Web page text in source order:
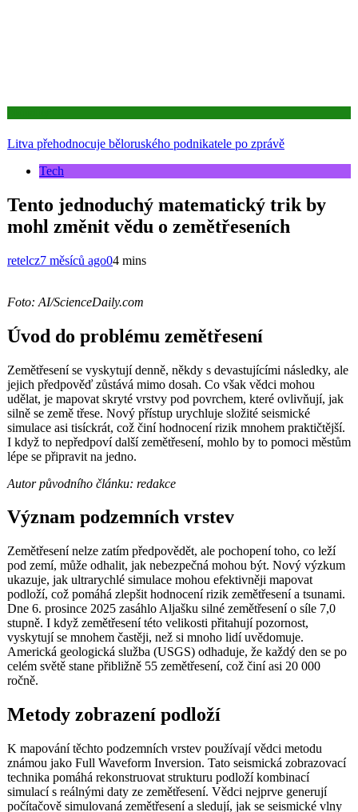
Litva přehodnocuje běloruského podnikatele po zprávě
Tech
Tento jednoduchý matematický trik by
mohl změnit vědu o zemětřeseních
retelcz7 měsíců ago04 mins
Foto: AI/ScienceDaily.com
Úvod do problému zemětřesení
Zemětřesení se vyskytují denně, někdy s devastujícími následky, ale
jejich předpověď zůstává mimo dosah. Co však vědci mohou
udělat, je mapovat skryté vrstvy pod povrchem, které ovlivňují, jak
silně se země třese. Nový přístup urychluje složité seismické
simulace asi tisíckrát, což činí hodnocení rizik mnohem praktičtější.
I když to nepředpoví další zemětřesení, mohlo by to pomoci městům
lépe se připravit na jedno.
Autor původního článku: redakce
Význam podzemních vrstev
Zemětřesení nelze zatím předpovědět, ale pochopení toho, co leží
pod zemí, může odhalit, jak nebezpečná mohou být. Nový výzkum
ukazuje, jak ultrarychlé simulace mohou efektivněji mapovat
podloží, což pomáhá zlepšit hodnocení rizik zemětřesení a tsunami.
Dne 6. prosince 2025 zasáhlo Aljašku silné zemětřesení o síle 7,0
stupně. I když zemětřesení této velikosti přitahují pozornost,
vyskytují se mnohem častěji, než si mnoho lidí uvědomuje.
Americká geologická služba (USGS) odhaduje, že každý den se po
celém světě stane přibližně 55 zemětřesení, což činí asi 20 000
ročně.
Metody zobrazení podloží
K mapování těchto podzemních vrstev používají vědci metodu
známou jako Full Waveform Inversion. Tato seismická zobrazovací
technika pomáhá rekonstruovat strukturu podloží kombinací
simulací s reálnými daty ze zemětřesení. Vědci nejprve generují
počítačově simulovaná zemětřesení a sledují, jak se seismické vlny